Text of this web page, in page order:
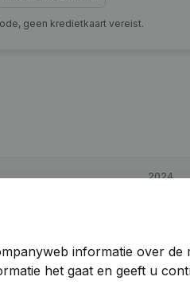
geen kredietkaart vereist.
2024
€ 312.172
informatie over de
het gaat en geeft u